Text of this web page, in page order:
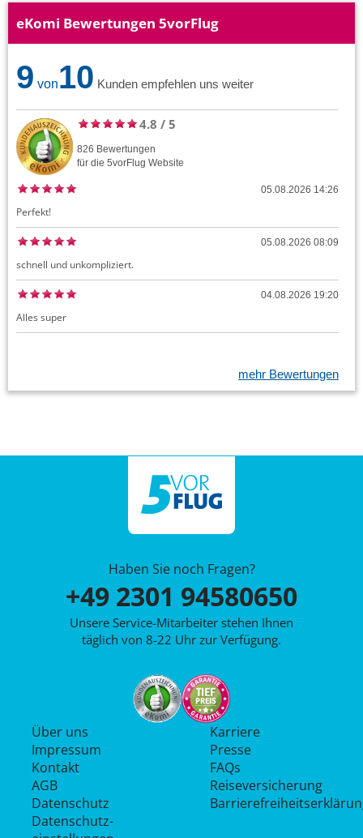
eKomi Bewertungen 5vorFlug
9 von10 Kunden empfehlen uns weiter
4.8 / 5
826 Bewertungen
für die 5vorFlug Website
05.08.2026 14:26
Perfekt!
05.08.2026 08:09
schnell und unkompliziert.
04.08.2026 19:20
Alles super
mehr Bewertungen
Haben Sie noch Fragen?
+49 2301 94580650
Unsere Service-Mitarbeiter stehen Ihnen
täglich von 8-22 Uhr zur Verfügung.
Über uns
Impressum
Kontakt
AGB
Datenschutz
Datenschutz­
Karriere
Presse
FAQs
Reiseversicherung